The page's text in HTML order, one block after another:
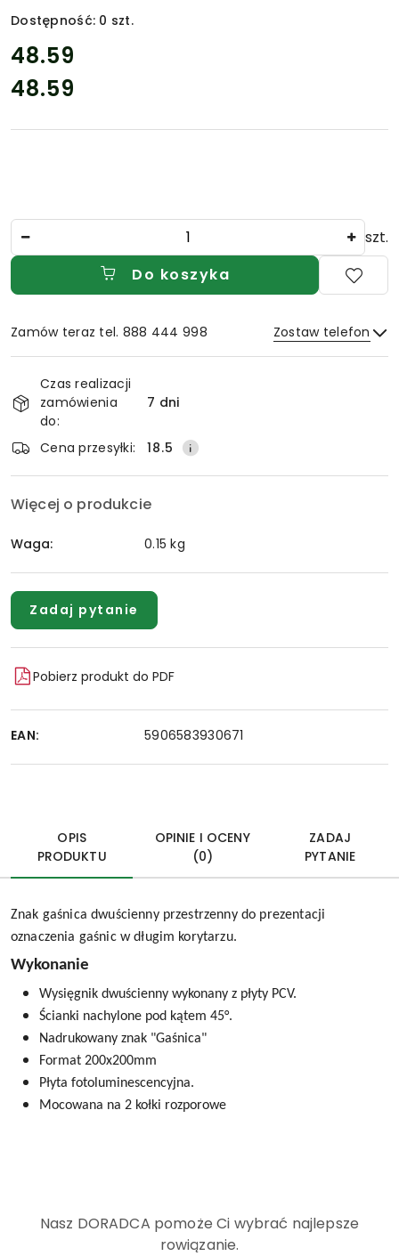
Dostępność: 0 szt.
cena:
48.59
Cena:
48.59
szt.
Do koszyka
Zamów teraz tel. 888 444 998 Zostaw telefon
Wyślij
i
dostawa
Czas realizacji
zamówienia
do:
7 dni
Cena przesyłki: 18.5
Więcej o produkcie
Waga: 0.15 kg
Zadaj pytanie
Pobierz produkt do PDF
EAN: 5906583930671
OPIS
PRODUKTU
OPINIE I OCENY
(0)
ZADAJ
PYTANIE
Znak gaśnica dwuścienny przestrzenny do prezentacji
oznaczenia gaśnic w długim korytarzu.
Wykonanie
Wysięgnik dwuścienny wykonany z płyty PCV.
Ścianki nachylone pod kątem 45°.
Nadrukowany znak "Gaśnica"
Format 200x200mm
Płyta fotoluminescencyjna.
Mocowana na 2 kołki rozporowe
Nasz DORADCA pomoże Ci wybrać najlepsze
rowiązanie.